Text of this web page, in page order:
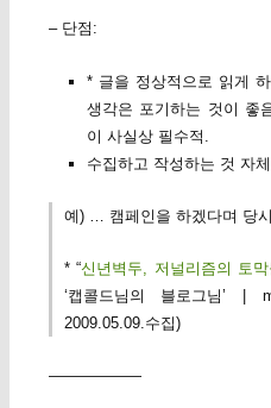
– 단점:
* 글을 정상적으로 읽게
생각은 포기하는 것이 좋
이 사실상 필수적.
수집하고 작성하는 것 자
예) … 캠페인을 하겠다며 당
* “신년벽두, 저널리즘의 토
‘캡콜드님의 블로그님’ |
2009.05.09.수집)
——————